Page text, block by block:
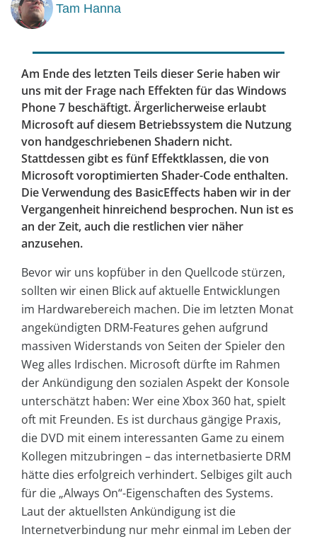
Tam Hanna
Am Ende des letzten Teils dieser Serie haben wir
uns mit der Frage nach Effekten für das Windows
Phone 7 beschäftigt. Ärgerlicherweise erlaubt
Microsoft auf diesem Betriebssystem die Nutzung
von handgeschriebenen Shadern nicht.
Stattdessen gibt es fünf Effektklassen, die von
Microsoft voroptimierten Shader-Code enthalten.
Die Verwendung des BasicEffects haben wir in der
Vergangenheit hinreichend besprochen. Nun ist es
an der Zeit, auch die restlichen vier näher
anzusehen.
Bevor wir uns kopfüber in den Quellcode stürzen,
sollten wir einen Blick auf aktuelle Entwicklungen
im Hardwarebereich machen. Die im letzten Monat
angekündigten DRM-Features gehen aufgrund
massiven Widerstands von Seiten der Spieler den
Weg alles Irdischen. Microsoft dürfte im Rahmen
der Ankündigung den sozialen Aspekt der Konsole
unterschätzt haben: Wer eine Xbox 360 hat, spielt
oft mit Freunden. Es ist durchaus gängige Praxis,
die DVD mit einem interessanten Game zu einem
Kollegen mitzubringen – das internetbasierte DRM
hätte dies erfolgreich verhindert. Selbiges gilt auch
für die „Always On“-Eigenschaften des Systems.
Laut der aktuellsten Ankündigung ist die
Internetverbindung nur mehr einmal im Leben der